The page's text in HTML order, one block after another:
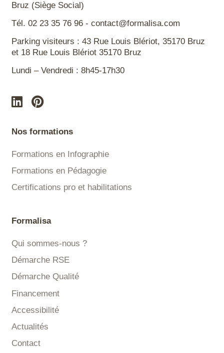
Bruz (Siège Social)
Tél. 02 23 35 76 96 - contact@formalisa.com
Parking visiteurs : 43 Rue Louis Blériot, 35170 Bruz
et 18 Rue Louis Blériot 35170 Bruz
Lundi – Vendredi : 8h45-17h30
Nos formations
Formations en Infographie
Formations en Pédagogie
Certifications pro et habilitations
Formalisa
Qui sommes-nous ?
Démarche RSE
Démarche Qualité
Financement
Accessibilité
Actualités
Contact